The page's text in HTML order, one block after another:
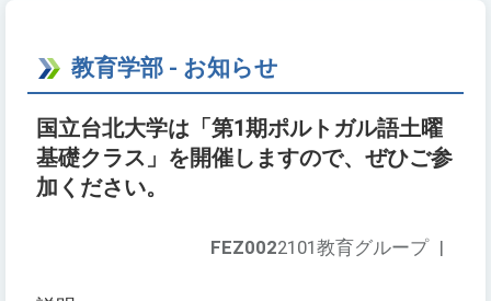
教育学部 - お知らせ
国立台北大学は「第1期ポルトガル語土曜
基礎クラス」を開催しますので、ぜひご参
加ください。
FEZ0022101教育グループ |